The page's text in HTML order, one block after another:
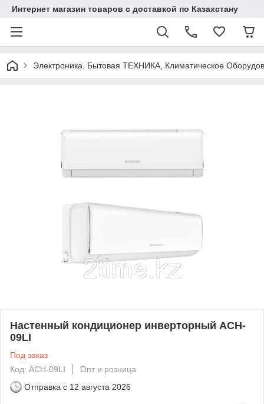
Интернет магазин товаров с доставкой по Казахстану
Электроника. Бытовая ТЕХНИКА, Климатическое
Настенный кондиционер инверторный ACH-
09LI
Под заказ
Код: ACH-09LI
Опт и розница
Отправка с 12 августа 2026